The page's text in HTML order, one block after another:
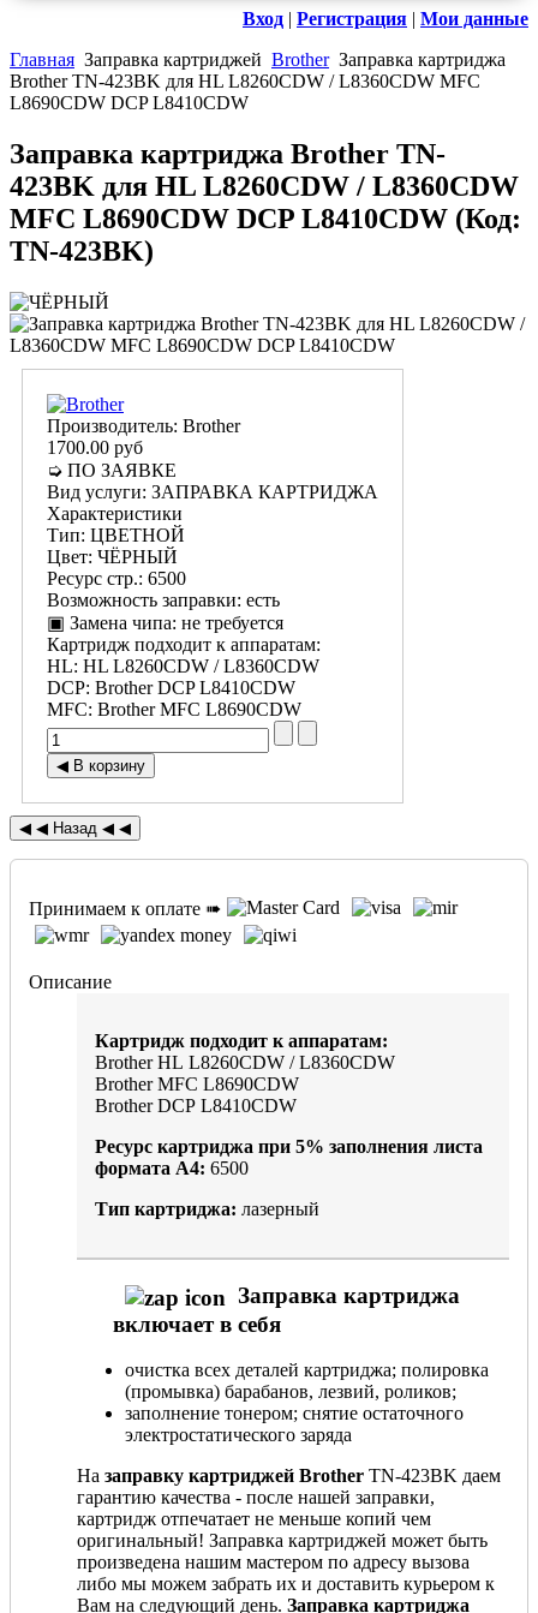
Вход | Регистрация | Мои данные
Главная Заправка картриджей Brother Заправка картриджа
Brother TN-423BK для HL L8260CDW / L8360CDW MFC
L8690CDW DCP L8410CDW
Заправка картриджа Brother TN-
423BK для HL L8260CDW / L8360CDW
MFC L8690CDW DCP L8410CDW (Код:
TN-423BK)
Производитель: Brother
1700.00 руб
➭ ПО ЗАЯВКЕ
Вид услуги: ЗАПРАВКА КАРТРИДЖА
Характеристики
Тип: ЦВЕТНОЙ
Цвет: ЧЁРНЫЙ
Ресурс стр.: 6500
Возможность заправки: есть
▣ Замена чипа: не требуется
Картридж подходит к аппаратам:
HL: HL L8260CDW / L8360CDW
DCP: Brother DCP L8410CDW
MFC: Brother MFC L8690CDW
Принимаем к оплате ➠
Описание
Картридж подходит к аппаратам:
Brother HL L8260CDW / L8360CDW
Brother MFC L8690CDW
Brother DCP L8410CDW
Ресурс картриджа при 5% заполнения листа
формата А4: 6500
Тип картриджа: лазерный
Заправка картриджа
включает в себя
очистка всех деталей картриджа; полировка
(промывка) барабанов, лезвий, роликов;
заполнение тонером; снятие остаточного
электростатического заряда
На заправку картриджей Brother TN-423BK даем
гарантию качества - после нашей заправки,
картридж отпечатает не меньше копий чем
оригинальный! Заправка картриджей может быть
произведена нашим мастером по адресу вызова
либо мы можем забрать их и доставить курьером к
Вам на следующий день. Заправка картриджа